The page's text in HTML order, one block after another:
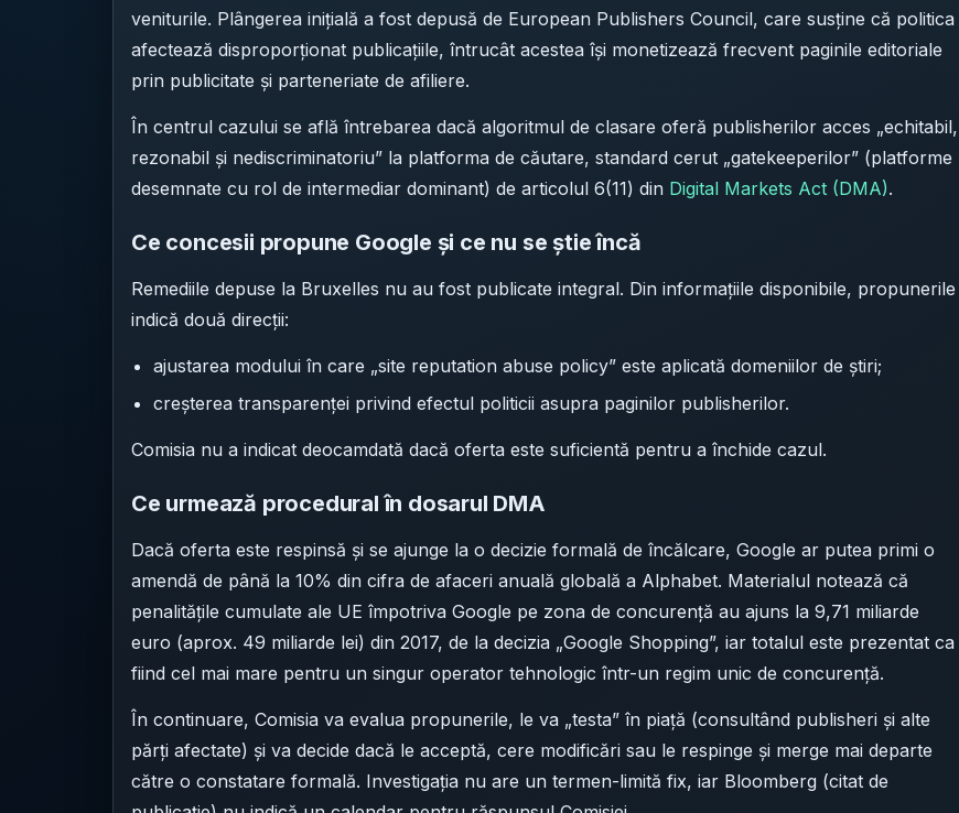
veniturile. Plângerea inițială a fost depusă de European Publishers Council, care susține că politica
afectează disproporționat publicațiile, întrucât acestea își monetizează frecvent paginile editoriale
prin publicitate și parteneriate de afiliere.
În centrul cazului se află întrebarea dacă algoritmul de clasare oferă publisherilor acces „echitabil,
rezonabil și nediscriminatoriu” la platforma de căutare, standard cerut „gatekeeperilor” (platforme
desemnate cu rol de intermediar dominant) de articolul 6(11) din Digital Markets Act (DMA).
Ce concesii propune Google și ce nu se știe încă
Remediile depuse la Bruxelles nu au fost publicate integral. Din informațiile disponibile, propunerile
indică două direcții:
ajustarea modului în care „site reputation abuse policy” este aplicată domeniilor de știri;
creșterea transparenței privind efectul politicii asupra paginilor publisherilor.
Comisia nu a indicat deocamdată dacă oferta este suficientă pentru a închide cazul.
Ce urmează procedural în dosarul DMA
Dacă oferta este respinsă și se ajunge la o decizie formală de încălcare, Google ar putea primi o
amendă de până la 10% din cifra de afaceri anuală globală a Alphabet. Materialul notează că
penalitățile cumulate ale UE împotriva Google pe zona de concurență au ajuns la 9,71 miliarde
euro (aprox. 49 miliarde lei) din 2017, de la decizia „Google Shopping”, iar totalul este prezentat ca
fiind cel mai mare pentru un singur operator tehnologic într-un regim unic de concurență.
În continuare, Comisia va evalua propunerile, le va „testa” în piață (consultând publisheri și alte
părți afectate) și va decide dacă le acceptă, cere modificări sau le respinge și merge mai departe
către o constatare formală. Investigația nu are un termen-limită fix, iar Bloomberg (citat de